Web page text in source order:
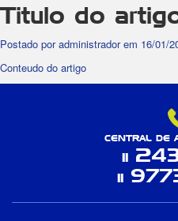
Titulo do
Postado por administrador em 16/01/
Conteudo do artigo
CENTRAL DE
11
11